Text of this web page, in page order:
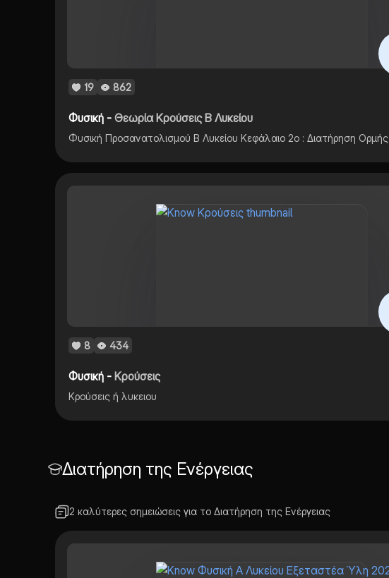
19 862
Φυσική -Θεωρία Κρούσεις Β Λυκείου
Φυσική Προσανατολισμού Β Λυκείου Κεφάλαιο 2ο : Διατήρηση Ορμής
8 434
Φυσική -Κρούσεις
Κρούσεις ή λυκειου
Διατήρηση της Ενέργειας
2 καλύτερες σημειώσεις για το Διατήρηση της Ενέργειας